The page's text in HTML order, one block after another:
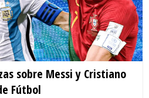
sobre Messi y Cristiano
Fútbol